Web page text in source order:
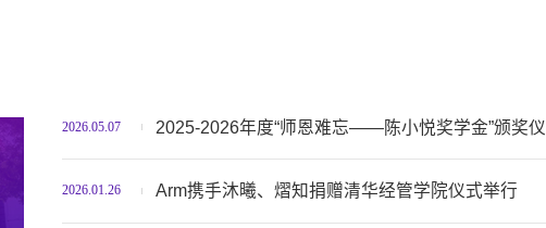
2026.05.07 2025-2026年度“师恩难忘——陈小悦奖学金”颁奖
2026.01.26 Arm携手沐曦、熠知捐赠清华经管学院仪式举行